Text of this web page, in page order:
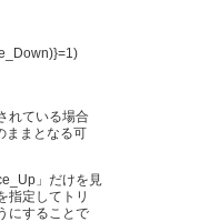
れている場合
ままとなる可
」だけを見
指定してトリ
にすることで